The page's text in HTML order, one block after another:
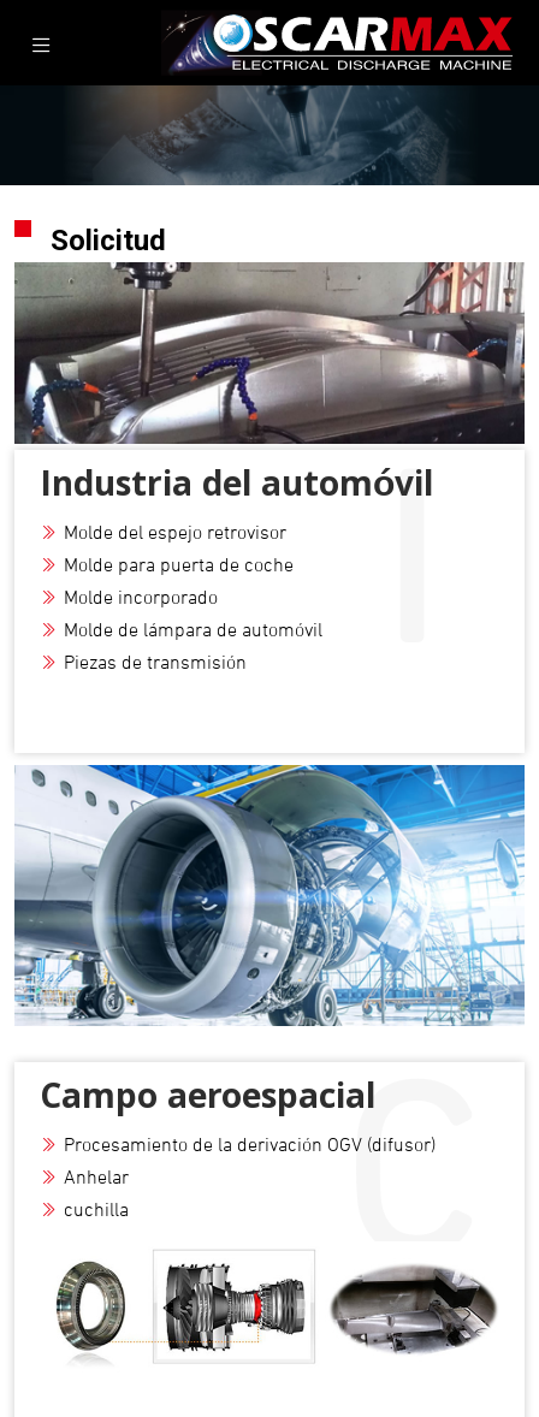
Solicitud
I
Industria del automóvil
Molde del espejo retrovisor
Molde para puerta de coche
Molde incorporado
Molde de lámpara de automóvil
Piezas de transmisión
C
Campo aeroespacial
Procesamiento de la derivación OGV (difusor)
Anhelar
cuchilla